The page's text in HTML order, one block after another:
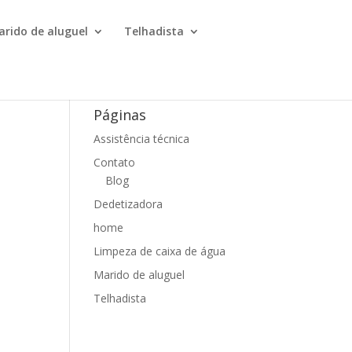
de aluguel Telhadista
Páginas
Assistência técnica
Contato
Blog
Dedetizadora
home
Limpeza de caixa de água
Marido de aluguel
Telhadista